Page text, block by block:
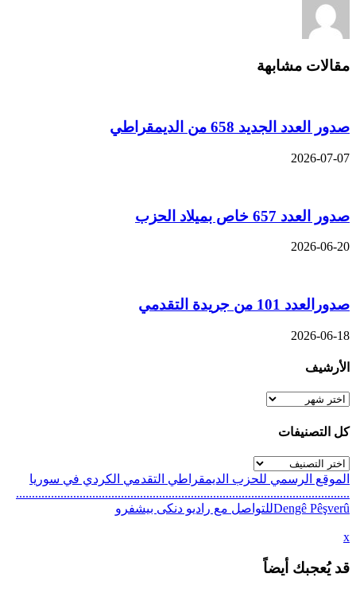
مقالات مشابهة
صدور العدد الجديد 658 من الديمقراطي
2026-07-07
صدور العدد 657 خاص بميلاد الحزب
2026-06-20
صدورالعدد 101 من جريدة التقدمي
2026-06-18
الأرشيف
الأرشيف
كل التصنيفات
كل
التصنيفات
الموقع الرسمي للحزب الديمقراطي التقدمي الكردي في سوريا
.........................................................................................................
Dengê Pêşverûللتواصل مع راديو دنكى بيشفرو
x